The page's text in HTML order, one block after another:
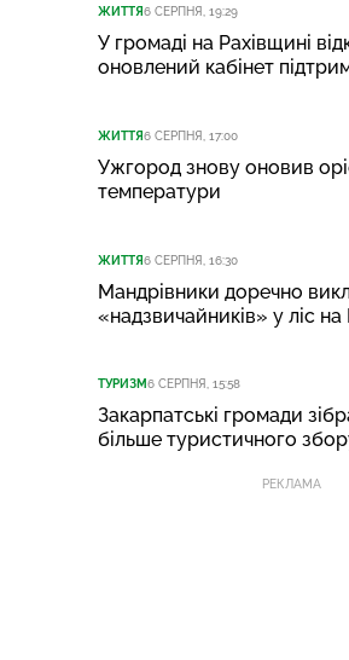
ЖИТТЯ6 СЕРПНЯ, 19:29
У громаді на Рахівщині
оновлений кабінет
ЖИТТЯ6 СЕРПНЯ, 17:00
Ужгород знову оновив
температури
ЖИТТЯ6 СЕРПНЯ, 16:30
Мандрівники доречно
«надзвичайників» у ліс на
ТУРИЗМ6 СЕРПНЯ, 15:58
Закарпатські громади
більше туристичного
РЕКЛАМА